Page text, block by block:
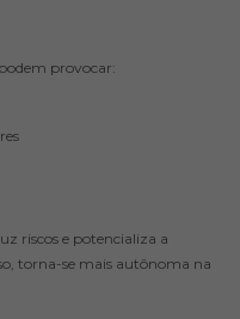
provocar:
riscos e potencializa a
torna-se mais autônoma na